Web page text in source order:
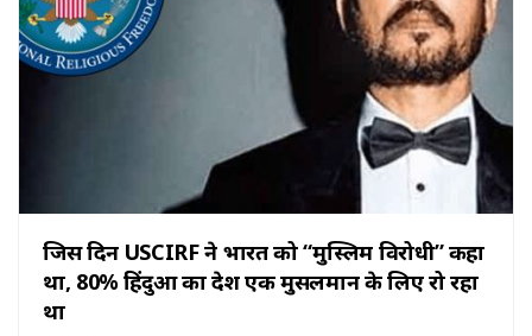
जिस दिन USCIRF ने भारत को “मुस्लिम विरोधी” कहा
था, 80% हिंदुओं का देश एक मुसलमान के लिए रो रहा
था